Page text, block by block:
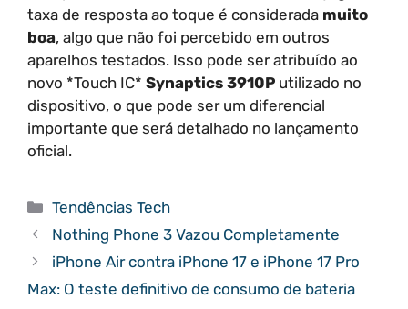
taxa de resposta ao toque é considerada muito
boa, algo que não foi percebido em outros
aparelhos testados. Isso pode ser atribuído ao
novo *Touch IC* Synaptics 3910P utilizado no
dispositivo, o que pode ser um diferencial
importante que será detalhado no lançamento
oficial.
Categorias
Tendências Tech
Nothing Phone 3 Vazou Completamente
iPhone Air contra iPhone 17 e iPhone 17 Pro
Max: O teste definitivo de consumo de bateria